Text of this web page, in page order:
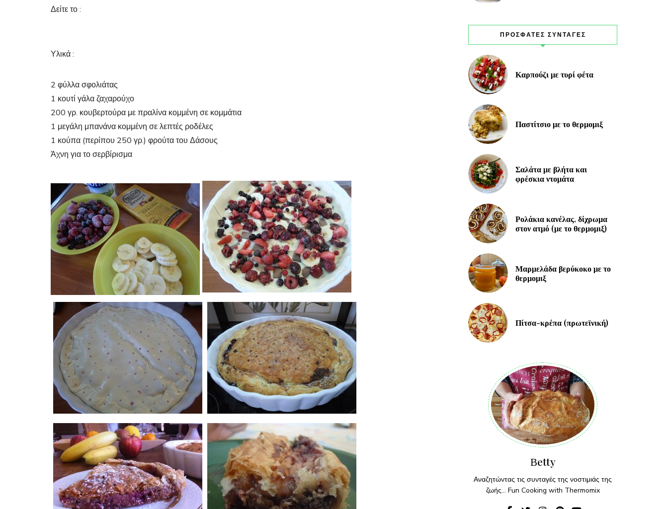
Δείτε το :
Υλικά :
2 φύλλα σφολιάτας
1 κουτί γάλα ζαχαρούχο
200 γρ. κουβερτούρα με πραλίνα κομμένη σε κομμάτια
1 μεγάλη μπανάνα κομμένη σε λεπτές ροδέλες
1 κούπα (περίπου 250 γρ.) φρούτα του Δάσους
Άχνη για το σερβίρισμα
ΠΡΟΣΦΑΤΕΣ ΣΥΝΤΑΓΕΣ
Καρπούζι με τυρί φέτα
Παστίτσιο με το θερμομιξ
Σαλάτα με βλήτα και
φρέσκια ντομάτα
Ρολάκια κανέλας, δίχρωμα
στον ατμό (με το θερμομιξ)
Μαρμελάδα βερύκοκο με το
θερμομιξ
Πίτσα-κρέπα (πρωτεϊνική)
Βetty
Αναζητώντας τις συνταγές της νοστιμιάς της
ζωής... Fun Cooking with Thermomix